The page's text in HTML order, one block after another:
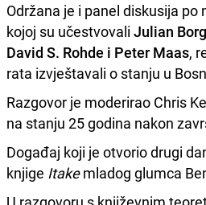
Održana je i panel diskusija po
kojoj su učestvovali Julian
David S. Rohde i Peter Maas,
rata izvještavali o stanju u
Razgovor je moderirao Chris
na stanju 25 godina nakon
Događaj koji je otvorio drugi
knjige Itakemladog glumca